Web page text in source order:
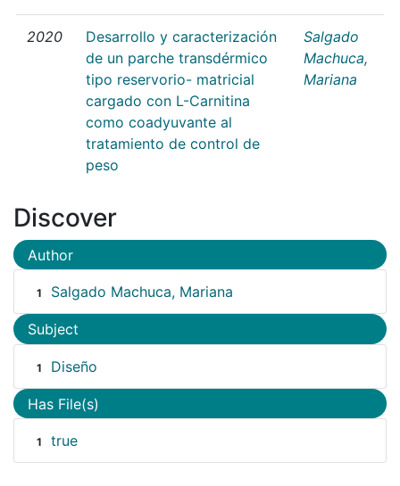
2020
Desarrollo y caracterización
de un parche transdérmico
tipo reservorio- matricial
cargado con L-Carnitina
como coadyuvante al
tratamiento de control de
peso
Salgado
Machuca,
Mariana
Discover
Author
1 Salgado Machuca, Mariana
Subject
1 Diseño
Has File(s)
1 true